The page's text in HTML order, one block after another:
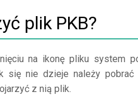
plik PKB?
na ikonę pliku system
się nie dzieje należy
z nią plik.